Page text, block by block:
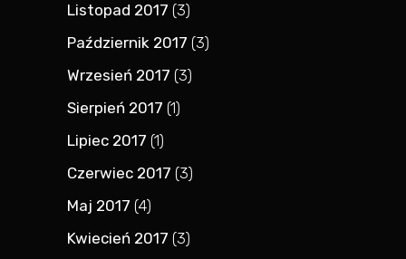
Listopad 2017 (3)
Październik 2017 (3)
Wrzesień 2017 (3)
Sierpień 2017 (1)
Lipiec 2017 (1)
Czerwiec 2017 (3)
Maj 2017 (4)
Kwiecień 2017 (3)